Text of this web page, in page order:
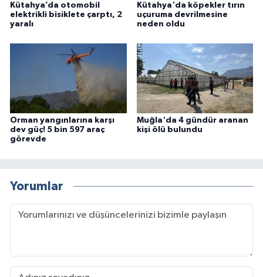
Kütahya’da otomobil
elektrikli bisiklete çarptı, 2
yaralı
Kütahya'da köpekler tırın
uçuruma devrilmesine
neden oldu
Orman yangınlarına karşı
dev güç! 5 bin 597 araç
görevde
Muğla'da 4 gündür aranan
kişi ölü bulundu
Yorumlar